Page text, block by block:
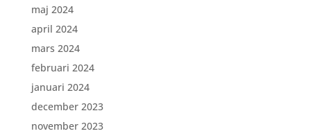
maj 2024
april 2024
mars 2024
februari 2024
januari 2024
december 2023
november 2023